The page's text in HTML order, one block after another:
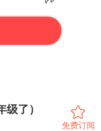
了）
免费订阅